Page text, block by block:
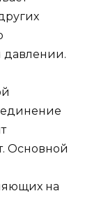
давлении.
Основной
на